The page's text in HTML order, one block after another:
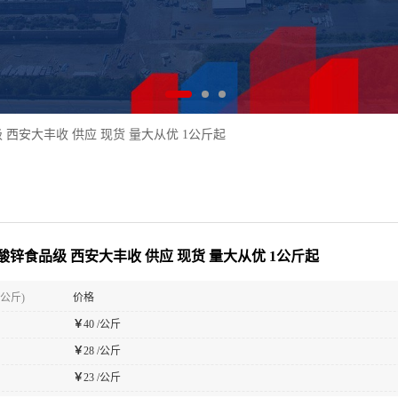
西安大丰收 供应 现货 量大从优 1公斤起
锌食品级 西安大丰收 供应 现货 量大从优 1公斤起
斤) 价格
￥40 /公斤
￥28 /公斤
￥23 /公斤